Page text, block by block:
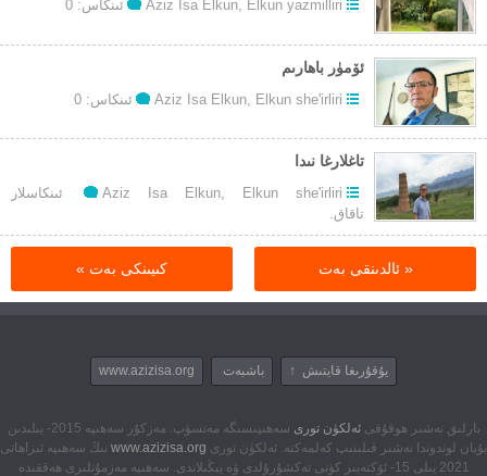
Aziz Isa Elkun, Elkun yazmilliri ئىنكاس: 0
ئۆمۈر باھارىم
Aziz Isa Elkun Elkun she'irliri ئىنكاس: 0
تاغلارغا نىدا
Aziz Isa Elkun, Elkun she'irliri
توغرۇلۇق
ئىنكاسلار
تاقاق.
« ئالدىنقى بەت كىيىنكى بەت »
يۇقۇرىغا قايتىش ↑ باشبەت www.azizisa.org
بارلىق نەشىر ھوقۇقىئەلكۈن تورى
سەھىپىسىگە مەنسۈپ. مەزكۇر سەھىپە 2015- يىلىدىن
بۇيان لوندوندا نەشىر قىلىنىپ كەلمەكتە. ئەلكۈن تورى www.azizisa.org نىڭ سەھىپە ئىزاھاتى
2021 يىلى 15- ئۆكتەبىر كۈنى تەكشۇرۇلدى ۋە يېڭىلاندى. سەھىپە مەزمۇنلىرى ھەققىدە